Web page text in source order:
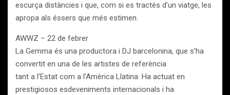
escurça distàncies i que, com si es tractés d’un viatge, les
apropa als éssers que més estimen.
AWWZ – 22 de febrer
La Gemma és una productora i DJ barcelonina, que s’ha
convertit en una de les artistes de referència
tant a l’Estat com a l’Amèrica Llatina. Ha actuat en
prestigiosos esdeveniments internacionals i ha